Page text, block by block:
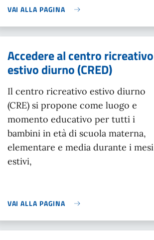
VAI ALLA PAGINA
Accedere al centro ricreativo
estivo diurno (CRED)
Il centro ricreativo estivo diurno
(CRE) si propone come luogo e
momento educativo per tutti i
bambini in età di scuola materna,
elementare e media durante i mesi
estivi,
VAI ALLA PAGINA